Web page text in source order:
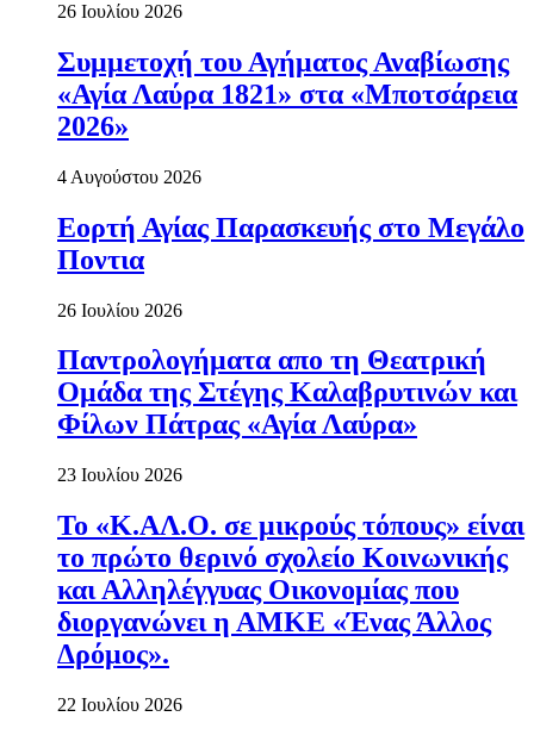
26 Ιουλίου 2026
Συμμετοχή του Αγήματος Αναβίωσης
«Αγία Λαύρα 1821» στα «Μποτσάρεια
2026»
4 Αυγούστου 2026
Εορτή Αγίας Παρασκευής στο Μεγάλο
Ποντια
26 Ιουλίου 2026
Παντρολογήματα απο τη Θεατρική
Ομάδα της Στέγης Καλαβρυτινών και
Φίλων Πάτρας «Αγία Λαύρα»
23 Ιουλίου 2026
Το «Κ.ΑΛ.Ο. σε μικρούς τόπους» είναι
το πρώτο θερινό σχολείο Κοινωνικής
και Αλληλέγγυας Οικονομίας που
διοργανώνει η ΑΜΚΕ «Ένας Άλλος
Δρόμος».
22 Ιουλίου 2026